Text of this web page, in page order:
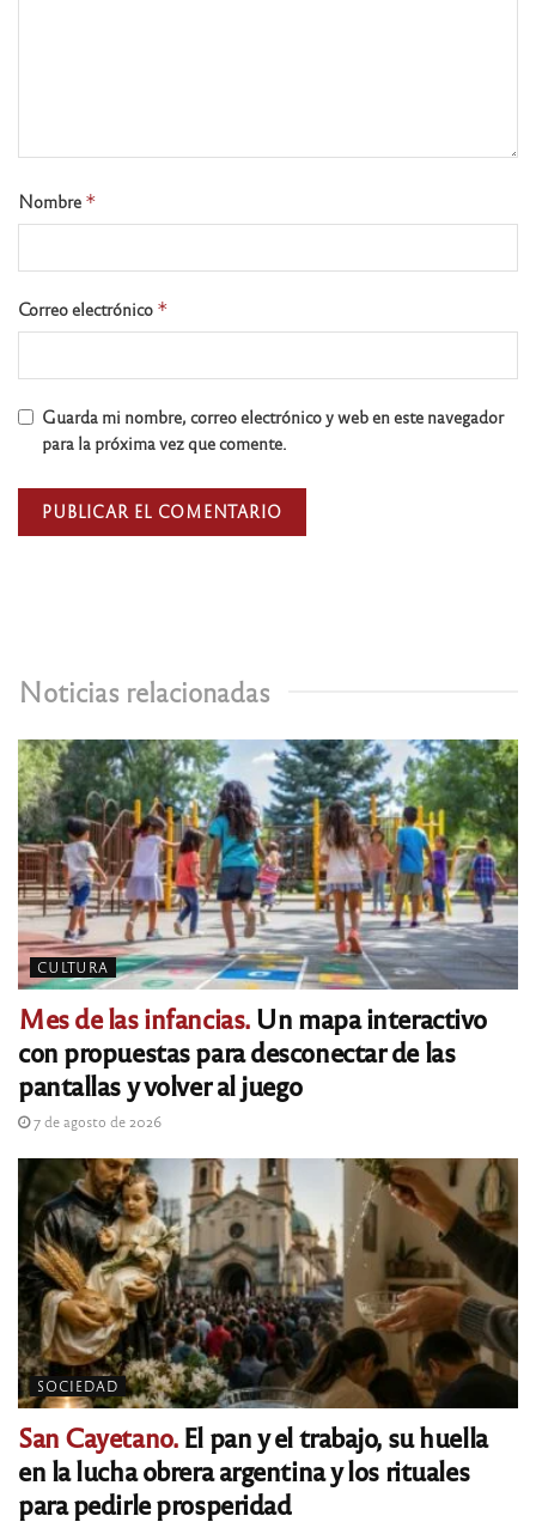
Noticias relacionadas
CULTURA
Mes de las infancias.Un mapa interactivo
con propuestas para desconectar de las
pantallas y volver al juego
7 de agosto de 2026
SOCIEDAD
San Cayetano.El pan y el trabajo, su huella
en la lucha obrera argentina y los rituales
para pedirle prosperidad
Nombre *
Correo electrónico *
Guarda mi nombre, correo electrónico y web en este navegador
para la próxima vez que comente.